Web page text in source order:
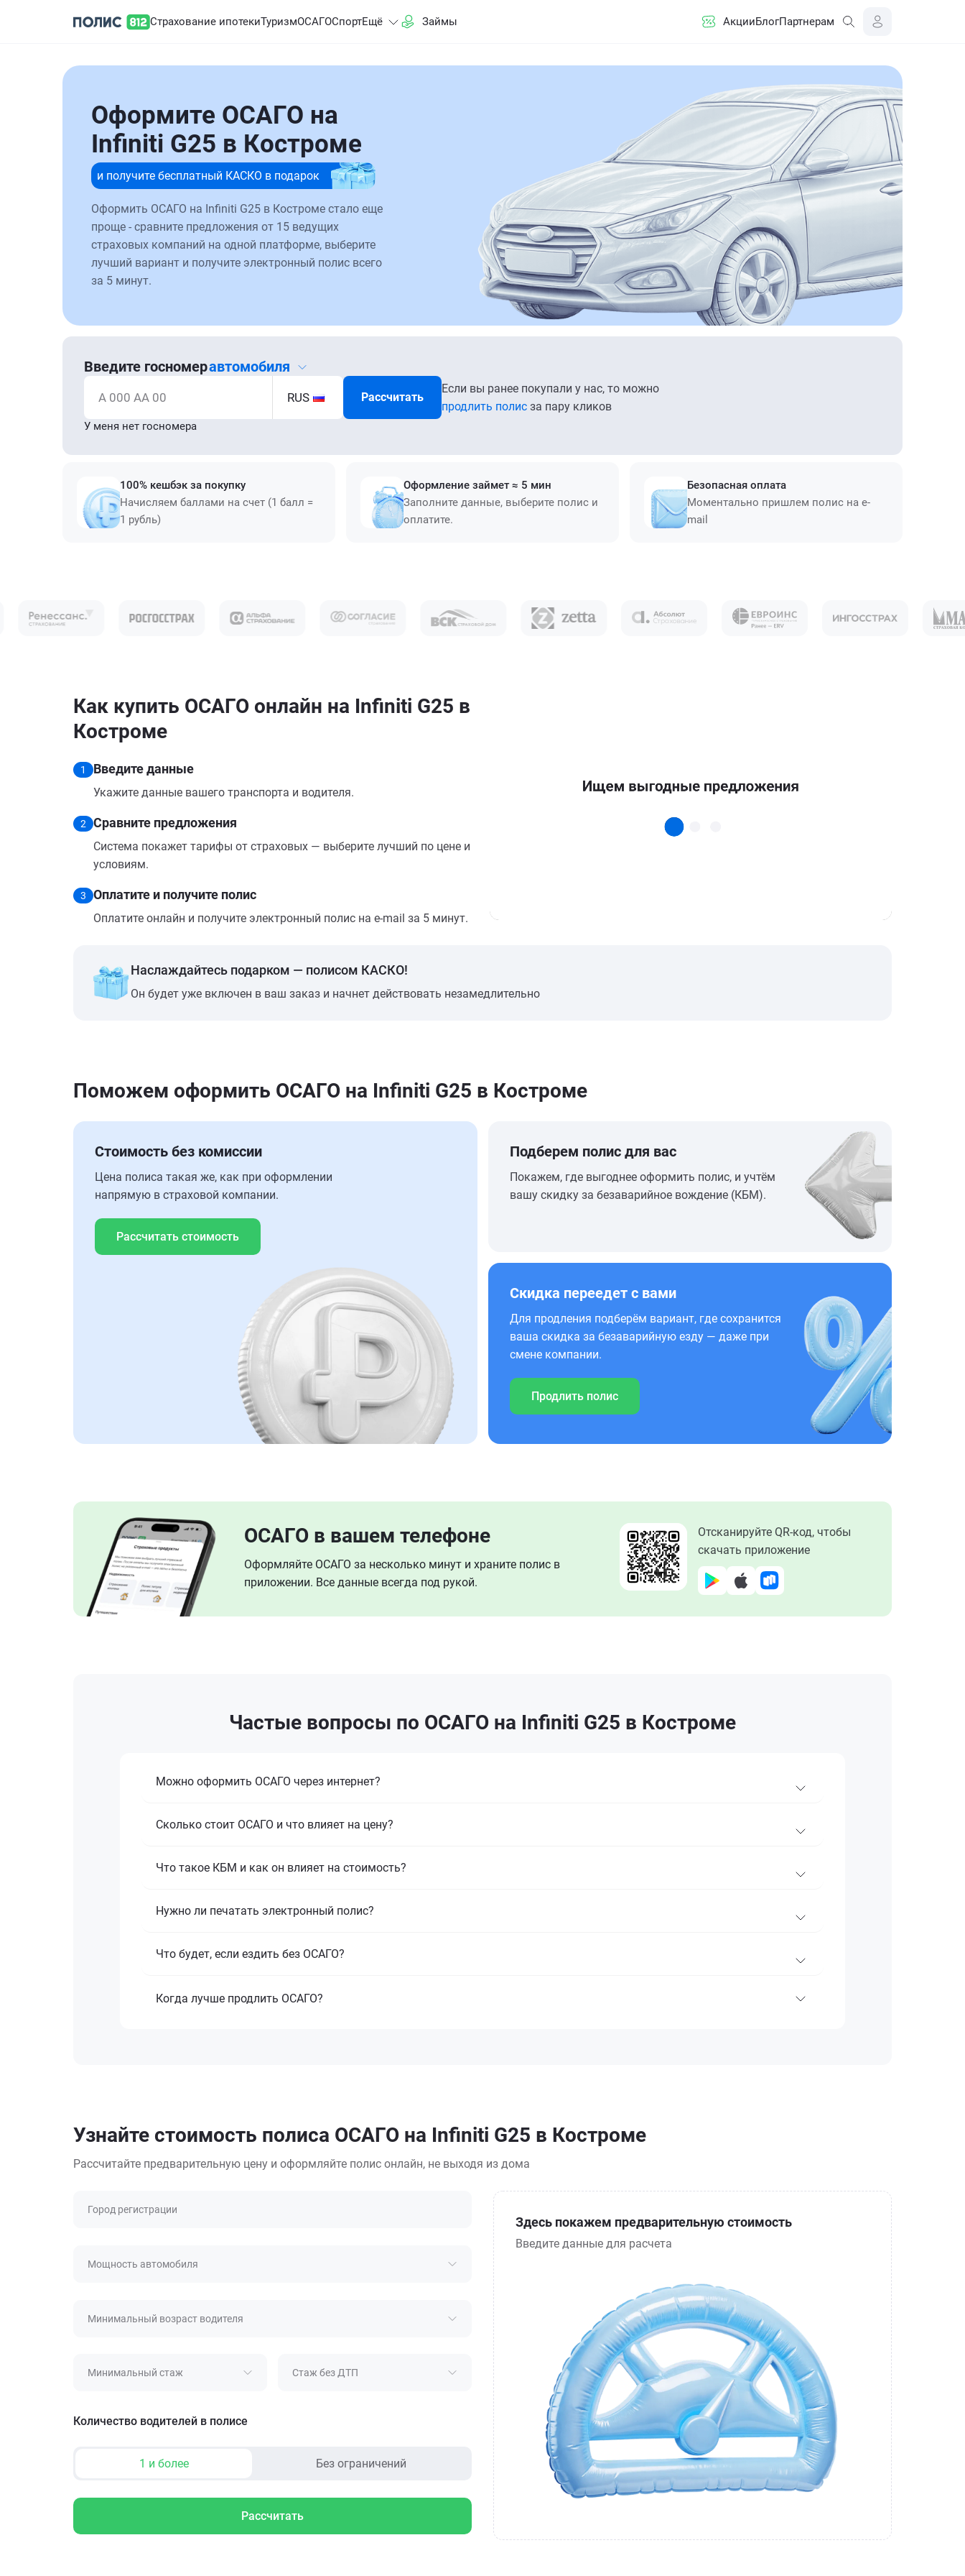
Страхование ипотекиТуризмОСАГОСпортЕщё Займы АкцииБлогПартнерам
Оформите ОСАГО на
Infiniti G25 в Костроме
и получите бесплатный КАСКО в подарок
Оформить ОСАГО на Infiniti G25 в Костроме стало еще
проще - сравните предложения от 15 ведущих
страховых компаний на одной платформе, выберите
лучший вариант и получите электронный полис всего
за 5 минут.
Введите госномеравтомобиля
А 000 АА 00 RUS Рассчитать
Если вы ранее покупали у нас, то можно
продлить полис за пару кликов
У меня нет госномера
100% кешбэк за покупку
Начисляем баллами на счет (1 балл =
1 рубль)
Оформление займет ≈ 5 мин
Заполните данные, выберите полис и
оплатите.
Безопасная оплата
Моментально пришлем полис на e-
mail
Как купить ОСАГО онлайн на Infiniti G25 в
Костроме
1 Введите данные
Укажите данные вашего транспорта и водителя.
2 Сравните предложения
Система покажет тарифы от страховых — выберите лучший по цене и
условиям.
3 Оплатите и получите полис
Оплатите онлайн и получите электронный полис на e-mail за 5 минут.
Наслаждайтесь подарком — полисом КАСКО!
Он будет уже включен в ваш заказ и начнет действовать незамедлительно
Поможем оформить ОСАГО на Infiniti G25 в Костроме
Стоимость без комиссии
Цена полиса такая же, как при оформлении
напрямую в страховой компании.
Рассчитать стоимость
Подберем полис для вас
Покажем, где выгоднее оформить полис, и учтём
вашу скидку за безаварийное вождение (КБМ).
Скидка переедет с вами
Для продления подберём вариант, где сохранится
ваша скидка за безаварийную езду — даже при
смене компании.
Продлить полис
ОСАГО в вашем телефоне
Оформляйте ОСАГО за несколько минут и храните полис в
приложении. Все данные всегда под рукой.
Отсканируйте QR-код, чтобы
скачать приложение
Частые вопросы по ОСАГО на Infiniti G25 в Костроме
Можно оформить ОСАГО через интернет?
Сколько стоит ОСАГО и что влияет на цену?
Что такое КБМ и как он влияет на стоимость?
Нужно ли печатать электронный полис?
Что будет, если ездить без ОСАГО?
Когда лучше продлить ОСАГО?
Узнайте стоимость полиса ОСАГО на Infiniti G25 в Костроме
Рассчитайте предварительную цену и оформляйте полис онлайн, не выходя из дома
Город регистрации
Мощность автомобиля
Минимальный возраст водителя
Минимальный стаж Стаж без ДТП
Количество водителей в полисе
1 и более Без ограничений
Рассчитать
Здесь покажем предварительную стоимость
Введите данные для расчета